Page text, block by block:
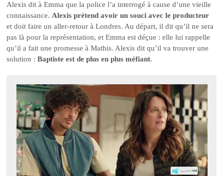
Alexis dit à Emma que la police l’a interrogé à cause d’une vieille
connaissance. Alexis prétend avoir un souci avec le producteur
et doit faire un aller-retour à Londres. Au départ, il dit qu’il ne sera
pas là pour la représentation, et Emma est déçue : elle lui rappelle
qu’il a fait une promesse à Mathis. Alexis dit qu’il va trouver une
solution :Baptiste est de plus en plus méfiant.